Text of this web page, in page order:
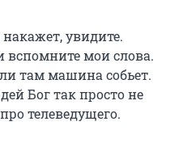
накажет, увидите.
вспомните мои слова.
там машина собьет.
Бог так просто не
телеведущего.